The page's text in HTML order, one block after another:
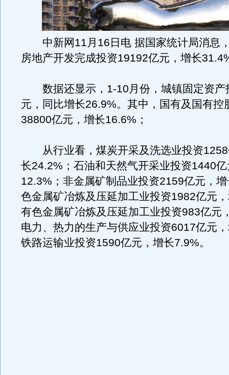
中新网11月16日电 据国家统计局消息
房地产开发完成投资19192亿元，增长
数据还显示，1-10月份，城镇固定资产
元，同比增长26.9%。其中，国有及国有控
38800亿元，增长16.6%；
从行业看，煤炭开采及洗选业投资1258
长24.2%；石油和天然气开采业投资1440
12.3%；非金属矿制品业投资2159亿元，
色金属矿冶炼及压延加工业投资1982亿元
有色金属矿冶炼及压延加工业投资983亿元
电力、热力的生产与供应业投资6017亿元
铁路运输业投资1590亿元，增长7.9%。